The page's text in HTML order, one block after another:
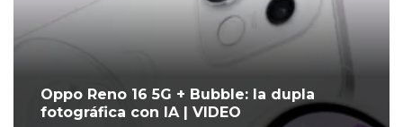
Oppo Reno 16 5G + Bubble: la dupla
fotográfica con IA | VIDEO